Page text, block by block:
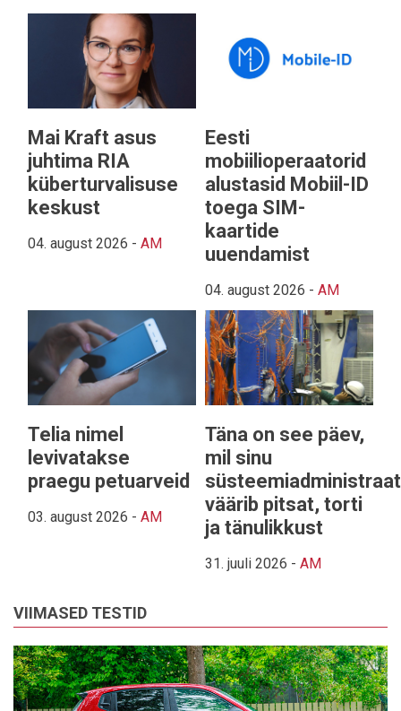
Mai Kraft asus
juhtima RIA
küberturvalisuse
keskust
04. august 2026 - AM
Eesti
mobiilioperaatorid
alustasid Mobiil-ID
toega SIM-
kaartide
uuendamist
04. august 2026 - AM
Telia nimel
levivatakse
praegu petuarveid
03. august 2026 - AM
Täna on see päev,
mil sinu
väärib pitsat, torti
ja tänulikkust
31. juuli 2026 - AM
VIIMASED TESTID